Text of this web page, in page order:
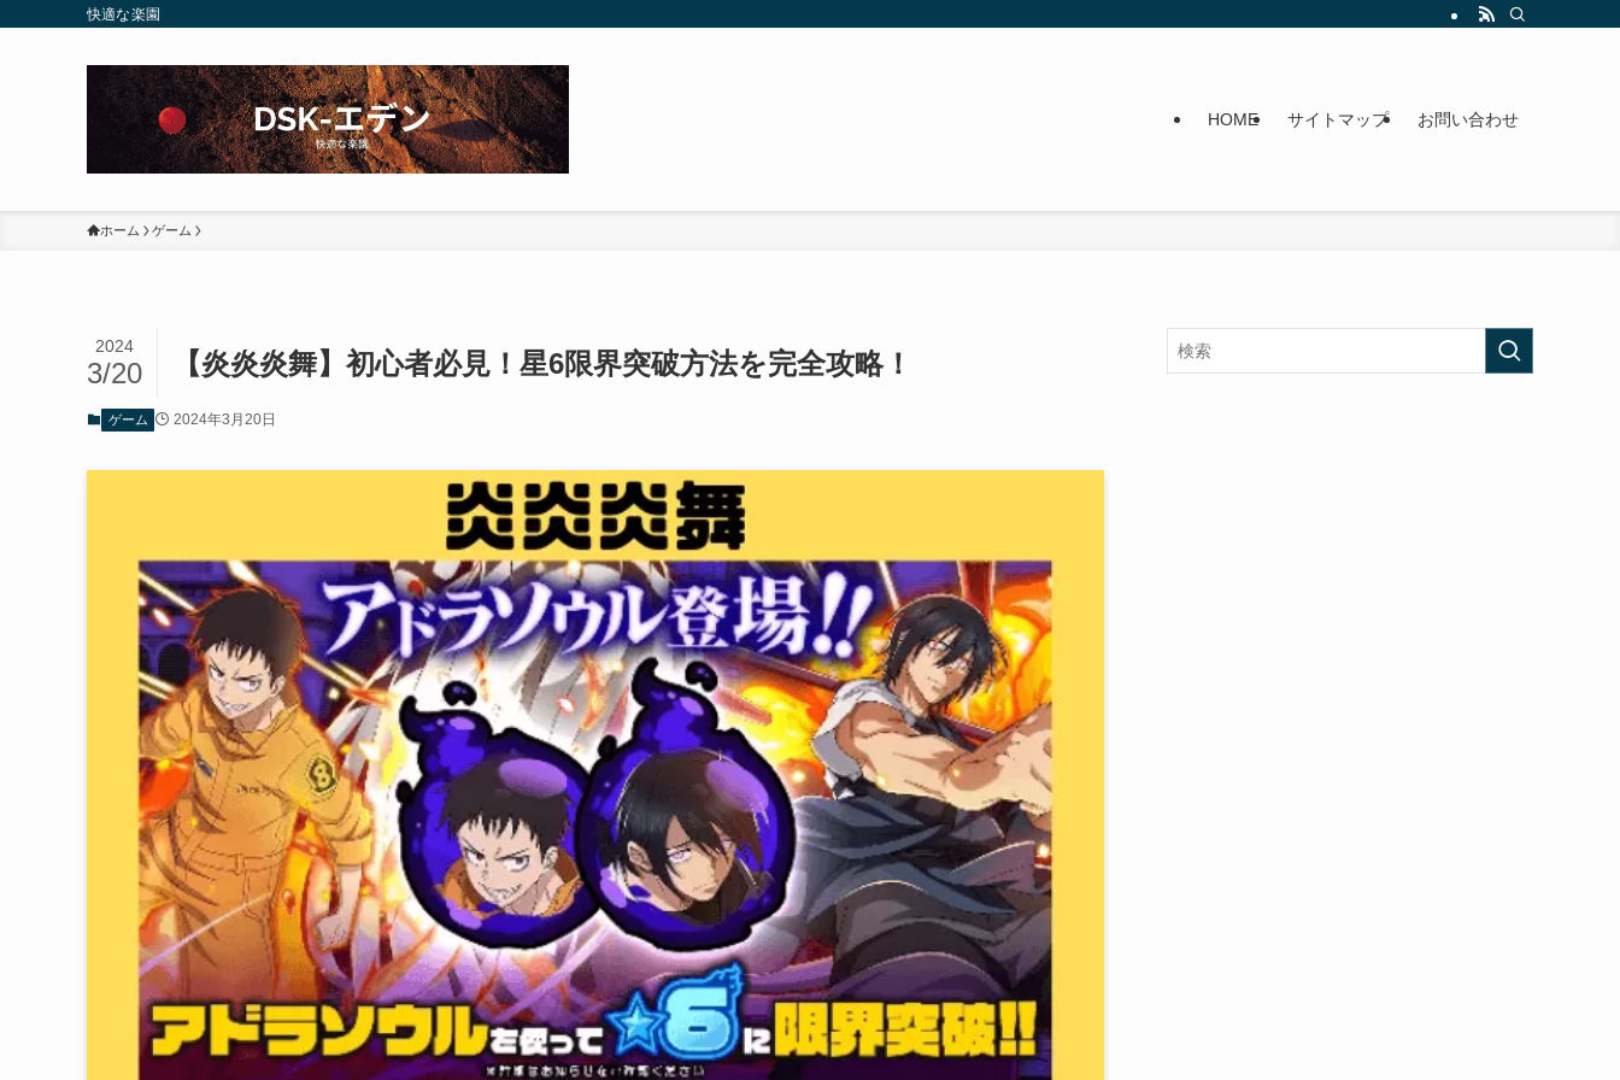
快適な楽園
HOME サイトマップ お問い合わせ
ホーム ゲーム
【炎炎炎舞】初心者必見！星6限界突破方法を完全攻略！
2024
3/20
ゲーム 2024年3月20日